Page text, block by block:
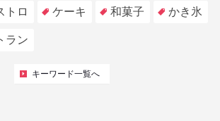
トロ ケーキ 和菓子 かき氷
ラン
キーワード一覧へ